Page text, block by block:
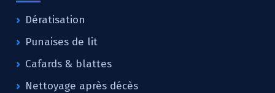
Dératisation
Punaises de lit
Cafards & blattes
Nettoyage après décès